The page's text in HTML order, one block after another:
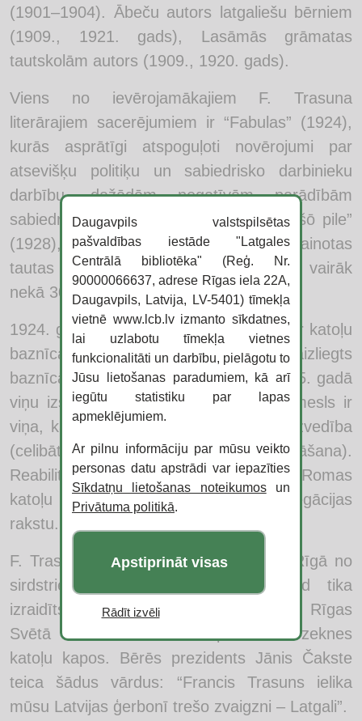
(1901–1904). Ābeču autors latgaliešu bērniem
(1909., 1921. gads), Lasāmās grāmatas
tautskolām autors (1909., 1920. gads).
Viens no ievērojamākajiem F. Trasuna
literārajiem sacerējumiem ir “Fabulas” (1924),
kurās asprātīgi atspoguļoti novērojumi par
atsevišķu politiķu un sabiedrisko darbinieku
darbību, dažādām negatīvām parādībām
sabiedrībā. Sarakstījis drāmu “Nūgrimušō pile”
(1928), kurā, balstoties uz teikām, atainotas
tautas brīvības alkas, piecus stāstus un vairāk
nekā 30 dzejoļus.
1924. gadā sākas F. Trasuna konflikts ar katoļu
baznīcas pārstāvjiem, viņam tiek aizliegts
baznīcā vadīt garīgās ceremonijas. 1925. gadā
viņu izslēdz no baznīcas. Oficiālais iemesls ir
viņa, katoļu priestera, neapmierinošā uzvedība
(celibāta neievērošanu, sutanas nenēsāšana).
Reabilitēts 1998. gada 18. augustā ar Romas
katoļu baznīcas oficiālu klēra kongregācijas
rakstu.
F. Trasuns miris 1926. gadā 6. aprīlī Rīgā no
sirdstriekas divas dienas vēlāk, kad tika
izraidīts no Lieldienu dievkalpojuma Rīgas
Svētā Jēkaba katedrālē. Apbedīts Rēzeknes
katoļu kapos. Bērēs prezidents Jānis Čakste
teica šādus vārdus: “Francis Trasuns ielika
mūsu Latvijas ģerbonī trešo zvaigzni – Latgali”.
Daugavpils valstspilsētas
pašvaldības iestāde "Latgales
Centrālā bibliotēka" (Reģ. Nr.
90000066637, adrese Rīgas iela 22A,
Daugavpils, Latvija, LV-5401) tīmekļa
vietnē www.lcb.lv izmanto sīkdatnes,
lai uzlabotu tīmekļa vietnes
funkcionalitāti un darbību, pielāgotu to
Jūsu lietošanas paradumiem, kā arī
iegūtu statistiku par lapas
apmeklējumiem.
Ar pilnu informāciju par mūsu veikto
personas datu apstrādi var iepazīties
Sīkdatņu lietošanas noteikumosun
Privātuma politikā.
Apstiprināt visas
Rādīt izvēli